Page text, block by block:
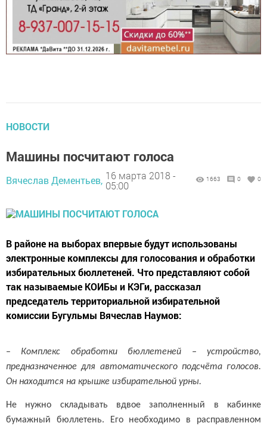
НОВОСТИ
Машины посчитают голоса
Вячеслав Дементьев, 16 марта 2018 -
05:00
1663 0 0
В районе на выборах впервые будут использованы
электронные комплексы для голосования и обработки
избирательных бюллетеней. Что представляют собой
так называемые КОИБы и КЭГи, рассказал
председатель территориальной избирательной
комиссии Бугульмы Вячеслав Наумов:
– Комплекс обработки бюллетеней – устройство,
предназначенное для автоматического подсчёта голосов.
Он находится на крышке избирательной урны.
Не нужно складывать вдвое заполненный в кабинке
бумажный бюллетень. Его необходимо в расправленном